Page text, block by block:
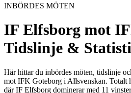
INBÖRDES MÖTEN
IF Elfsborg mot
Tidslinje &
Här hittar du inbördes möten, tidslinje
mot IFK Goteborg i Allsvenskan. Totalt
där IF Elfsborg dominerar med 11